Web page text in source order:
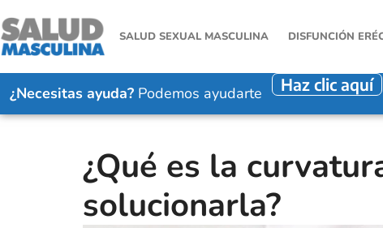
SALUD SEXUAL MASCULINA DISFUNCIÓN
¿Necesitas ayuda? Podemos ayudarte Haz clic aquí
¿Qué es la
solucionarla?